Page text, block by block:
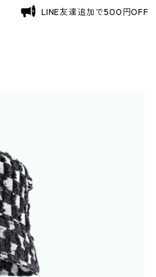
LINE友達追加で500円OFF